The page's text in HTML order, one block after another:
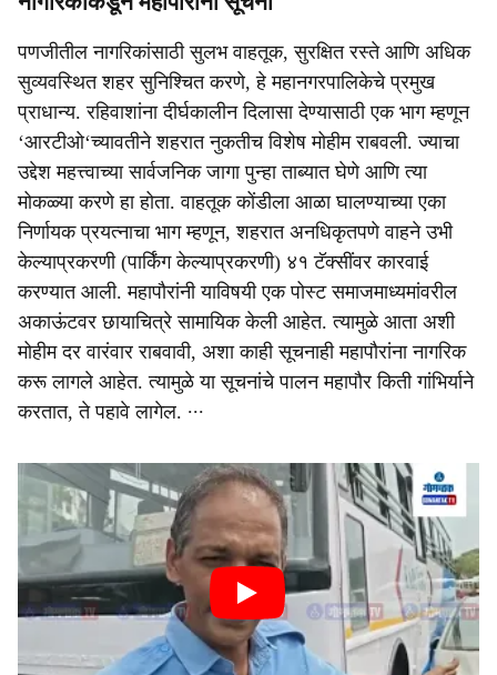
पणजीतील नागरिकांसाठी सुलभ वाहतूक, सुरक्षित रस्ते आणि अधिक
सुव्यवस्थित शहर सुनिश्चित करणे, हे महानगरपालिकेचे प्रमुख
प्राधान्य. रहिवाशांना दीर्घकालीन दिलासा देण्यासाठी एक भाग म्हणून
‘आरटीओ‘च्यावतीने शहरात नुकतीच विशेष मोहीम राबवली. ज्याचा
उद्देश महत्त्वाच्या सार्वजनिक जागा पुन्हा ताब्यात घेणे आणि त्या
मोकळ्या करणे हा होता. वाहतूक कोंडीला आळा घालण्याच्या एका
निर्णायक प्रयत्नाचा भाग म्हणून, शहरात अनधिकृतपणे वाहने उभी
केल्याप्रकरणी (पार्किंग केल्याप्रकरणी) ४१ टॅक्सींवर कारवाई
करण्यात आली. महापौरांनी याविषयी एक पोस्ट समाजमाध्यमांवरील
अकाऊंटवर छायाचित्रे सामायिक केली आहेत. त्यामुळे आता अशी
मोहीम दर वारंवार राबवावी, अशा काही सूचनाही महापौरांना नागरिक
करू लागले आहेत. त्यामुळे या सूचनांचे पालन महापौर किती गांभिर्याने
करतात, ते पहावे लागेल. ∙∙∙